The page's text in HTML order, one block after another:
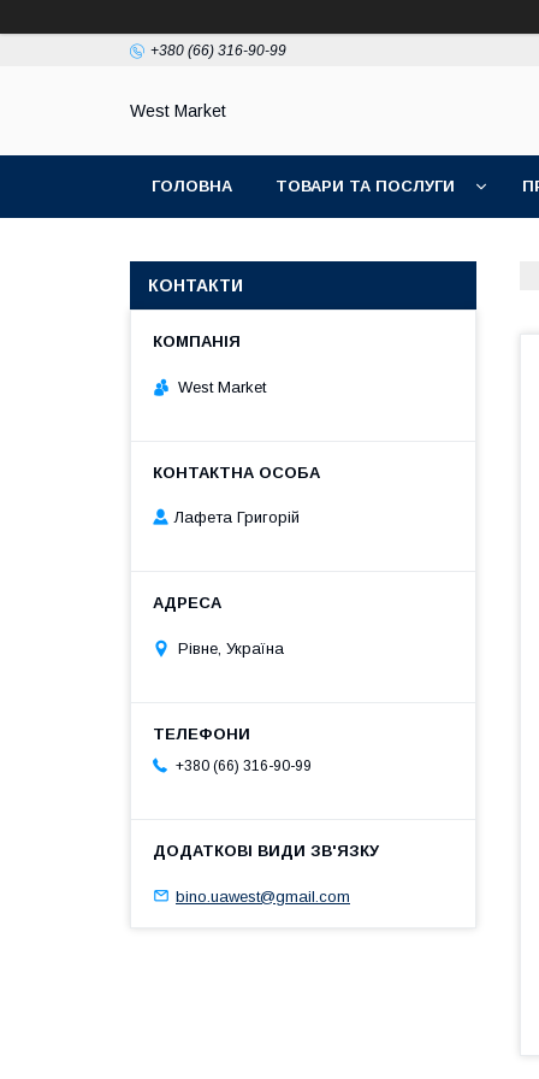
+380 (66) 316-90-99
West Market
ГОЛОВНА ТОВАРИ ТА ПОСЛУГИ
КОНТАКТИ
West Market
Лафета Григорій
Рівне, Україна
+380 (66) 316-90-99
bino.uawest@gmail.com